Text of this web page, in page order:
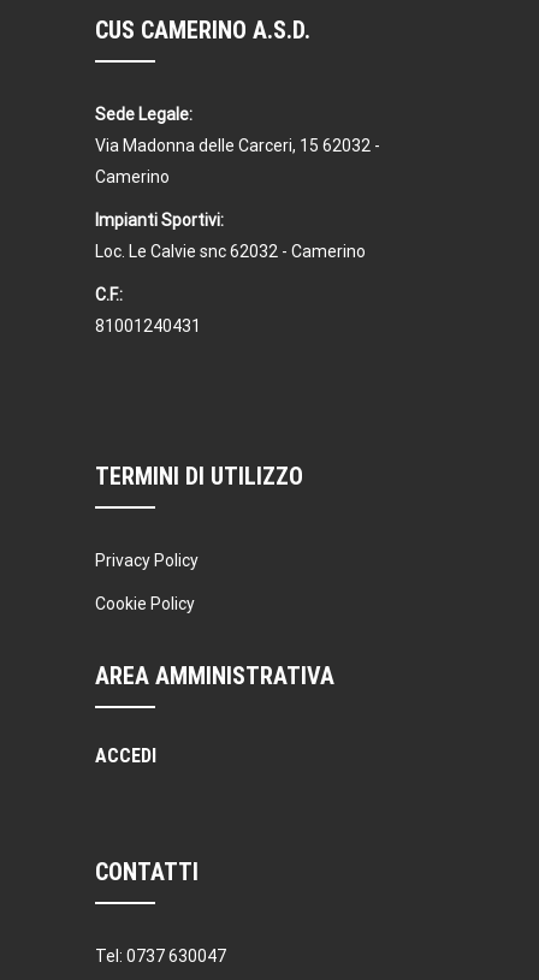
CUS CAMERINO A.S.D.
Sede Legale:
Via Madonna delle Carceri, 15 62032 -
Camerino
Impianti Sportivi:
Loc. Le Calvie snc 62032 - Camerino
C.F.:
81001240431
TERMINI DI UTILIZZO
Privacy Policy
Cookie Policy
AREA AMMINISTRATIVA
ACCEDI
CONTATTI
Tel: 0737 630047